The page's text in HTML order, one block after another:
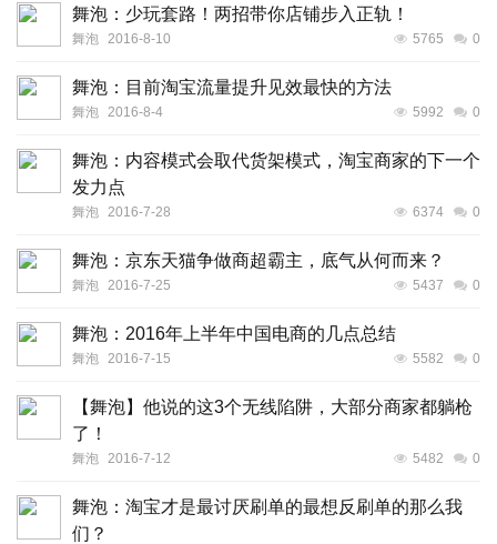
舞泡：少玩套路！两招带你店铺步入正轨！
舞泡 2016-8-10 5765 0
舞泡：目前淘宝流量提升见效最快的方法
舞泡 2016-8-4 5992 0
舞泡：内容模式会取代货架模式，淘宝商家的下一个
发力点
舞泡 2016-7-28 6374 0
舞泡：京东天猫争做商超霸主，底气从何而来？
舞泡 2016-7-25 5437 0
舞泡：2016年上半年中国电商的几点总结
舞泡 2016-7-15 5582 0
【舞泡】他说的这3个无线陷阱，大部分商家都躺枪
了！
舞泡 2016-7-12 5482 0
舞泡：淘宝才是最讨厌刷单的最想反刷单的那么我
们？